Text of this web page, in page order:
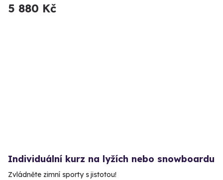
5 880 Kč
Individuální kurz na lyžích nebo snowboardu
Zvládněte zimní sporty s jistotou!